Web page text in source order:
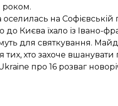
роком.
на
Києва їхало із Івано-
для святкування.
хто захоче вшанувати
про 16 розваг